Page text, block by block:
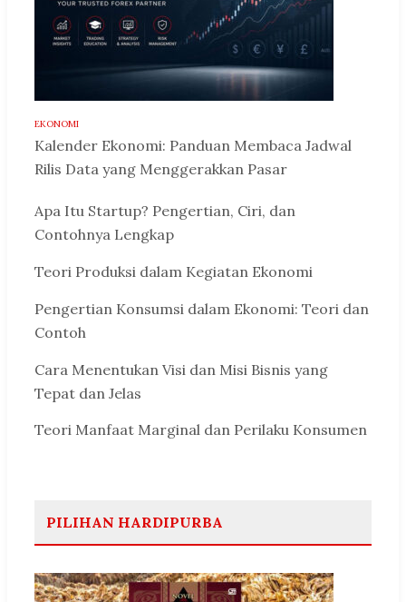
EKONOMI
Kalender Ekonomi: Panduan Membaca Jadwal
Rilis Data yang Menggerakkan Pasar
Apa Itu Startup? Pengertian, Ciri, dan
Contohnya Lengkap
Teori Produksi dalam Kegiatan Ekonomi
Pengertian Konsumsi dalam Ekonomi: Teori dan
Contoh
Cara Menentukan Visi dan Misi Bisnis yang
Tepat dan Jelas
Teori Manfaat Marginal dan Perilaku Konsumen
PILIHAN HARDIPURBA